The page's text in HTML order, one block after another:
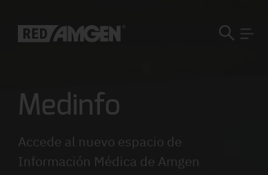
Medinfo
Accede al nuevo espacio de
Información Médica de Amgen